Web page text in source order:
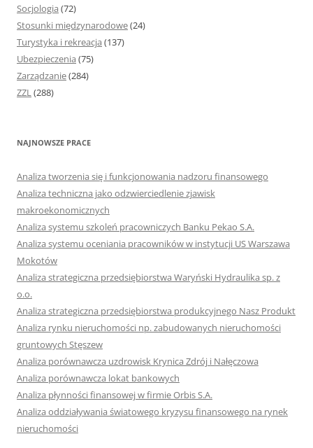
Socjologia (72)
Stosunki międzynarodowe(24)
Turystyka i rekreacja (137)
Ubezpieczenia (75)
Zarządzanie(284)
ZZL(288)
NAJNOWSZE PRACE
Analiza tworzenia się i funkcjonowania nadzoru finansowego
Analiza techniczna jako odzwierciedlenie zjawisk
makroekonomicznych
Analiza systemu szkoleń pracowniczych Banku Pekao S.A.
Analiza systemu oceniania pracowników w instytucji US Warszawa
Mokotów
Analiza strategiczna przedsiębiorstwa Waryński Hydraulika sp. z
o.o.
Analiza strategiczna przedsiębiorstwa produkcyjnego Nasz Produkt
Analiza rynku nieruchomości np. zabudowanych nieruchomości
gruntowych Stęszew
Analiza porównawcza uzdrowisk Krynica Zdrój i Nałęczowa
Analiza porównawcza lokat bankowych
Analiza płynności finansowej w firmie Orbis S.A.
Analiza oddziaływania światowego kryzysu finansowego na rynek
nieruchomości